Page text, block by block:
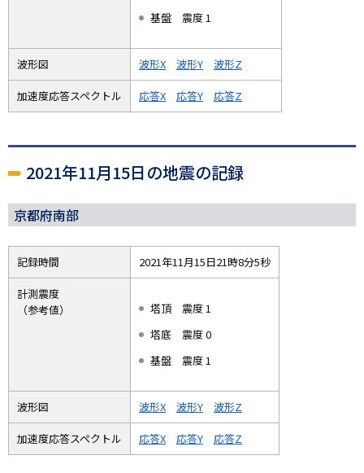
基盤 震度 1
波形図 波形X 波形Y 波形Z
加速度応答スペクトル 応答X 応答Y 応答Z
2021年11月15日の地震の記録
京都府南部
記録時間 2021年11月15日21時8分5秒
計測震度
（参考値）
塔頂 震度 1
塔底 震度 0
基盤 震度 1
波形図 波形X 波形Y 波形Z
加速度応答スペクトル 応答X 応答Y 応答Z